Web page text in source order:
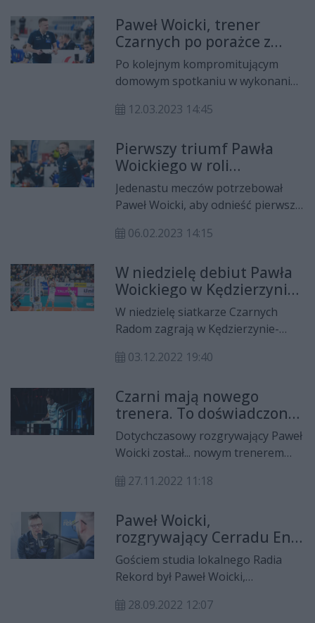
towarzyszący jest przeogromny -
mówi Paweł Woicki, szkoleniowiec
Cerradu Enei Czarnych Radom,
którzy wciąż walczą o utrzymanie w
PlusLidze.
Paweł Woicki, trener
Czarnych po porażce z
GKS-em: - Zaczęliśmy grać
w siatkówkę dopiero przy
stanie 17:10 w drugim
secie
Po kolejnym kompromitującym
domowym spotkaniu w wykonaniu
długo na pytania dziennikarzy
Tym razem radomianie przegrali
0:3 z GKS-em Katowice. Zobaczcie
WIDEO!
12.03.2023 14:45
Pierwszy triumf Pawła
Woickiego w roli
szkoleniowca Czarnych
Jedenastu meczów potrzebował
Paweł Woicki, aby odnieść pierwsze
Cerradu Enei Czarnych Radom.
06.02.2023 14:15
W niedzielę debiut Pawła
Woickiego w Kędzierzynie-
Koźlu
W niedzielę siatkarze Czarnych
Radom zagrają w Kędzierzynie-
Paweł Woicki. Tymczasem we
kolejny mecz.
03.12.2022 19:40
Czarni mają nowego
trenera. To doświadczony
rozgrywający, Paweł
Woicki
Dotychczasowy rozgrywający Paweł
Woicki został... nowym trenerem
Zakończył karierę zawodniczą i
Nawrockiego.
27.11.2022 11:18
Paweł Woicki,
rozgrywający Cerradu Enei
Czarnych Radom:
Determinacji nam na
pewno nie zabraknie
Gościem studia lokalnego Radia
Rekord był Paweł Woicki,
Czarnych Radom, który mówił o
28.09.2022 12:07